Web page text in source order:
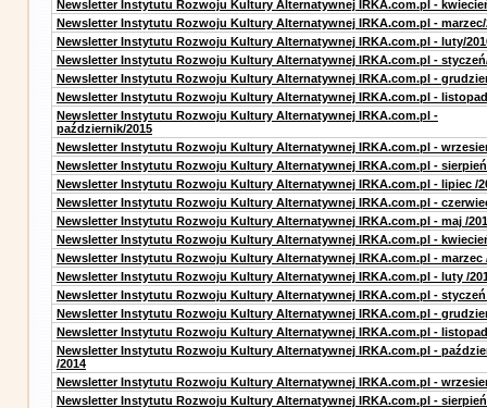
Newsletter Instytutu Rozwoju Kultury Alternatywnej IRKA.com.pl -
Newsletter Instytutu Rozwoju Kultury Alternatywnej IRKA.com.pl - marzec/
Newsletter Instytutu Rozwoju Kultury Alternatywnej IRKA.com.pl - luty/
Newsletter Instytutu Rozwoju Kultury Alternatywnej IRKA.com.pl -
Newsletter Instytutu Rozwoju Kultury Alternatywnej IRKA.com.pl -
Newsletter Instytutu Rozwoju Kultury Alternatywnej IRKA.com.pl -
Newsletter Instytutu Rozwoju Kultury Alternatywnej IRKA.com.pl -
październik/2015
Newsletter Instytutu Rozwoju Kultury Alternatywnej IRKA.com.pl -
Newsletter Instytutu Rozwoju Kultury Alternatywnej IRKA.com.pl -
Newsletter Instytutu Rozwoju Kultury Alternatywnej IRKA.com.pl - lipiec /
Newsletter Instytutu Rozwoju Kultury Alternatywnej IRKA.com.pl -
Newsletter Instytutu Rozwoju Kultury Alternatywnej IRKA.com.pl - maj /
Newsletter Instytutu Rozwoju Kultury Alternatywnej IRKA.com.pl -
Newsletter Instytutu Rozwoju Kultury Alternatywnej IRKA.com.pl - marzec
Newsletter Instytutu Rozwoju Kultury Alternatywnej IRKA.com.pl - luty /
Newsletter Instytutu Rozwoju Kultury Alternatywnej IRKA.com.pl - styczeń
Newsletter Instytutu Rozwoju Kultury Alternatywnej IRKA.com.pl -
Newsletter Instytutu Rozwoju Kultury Alternatywnej IRKA.com.pl - listopad
Newsletter Instytutu Rozwoju Kultury Alternatywnej IRKA.com.pl -
/2014
Newsletter Instytutu Rozwoju Kultury Alternatywnej IRKA.com.pl -
Newsletter Instytutu Rozwoju Kultury Alternatywnej IRKA.com.pl - sierpień